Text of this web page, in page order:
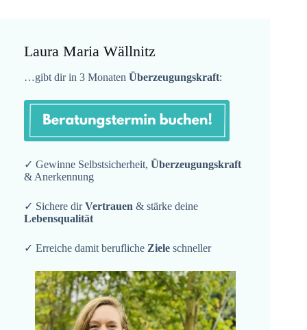
Laura Maria Wällnitz
…gibt dir in 3 Monaten Überzeugungskraft:
✓ Gewinne Selbstsicherheit, Überzeugungskraft
& Anerkennung
✓ Sichere dirVertrauen & stärke deine
Lebensqualität
✓ Erreiche damit berufliche Ziele schneller